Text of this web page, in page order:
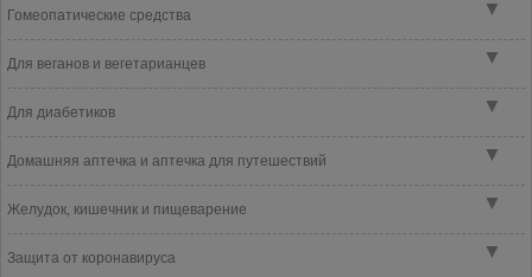
▼
Гомеопатические средства
▼
Для веганов и вегетарианцев
▼
Для диабетиков
▼
Домашняя аптечка и аптечка для путешествий
▼
Желудок, кишечник и пищеварение
▼
Защита от коронавируса